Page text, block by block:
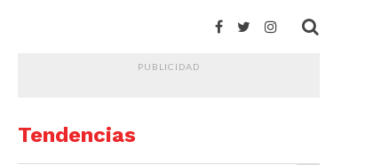
PUBLICIDAD
Tendencias